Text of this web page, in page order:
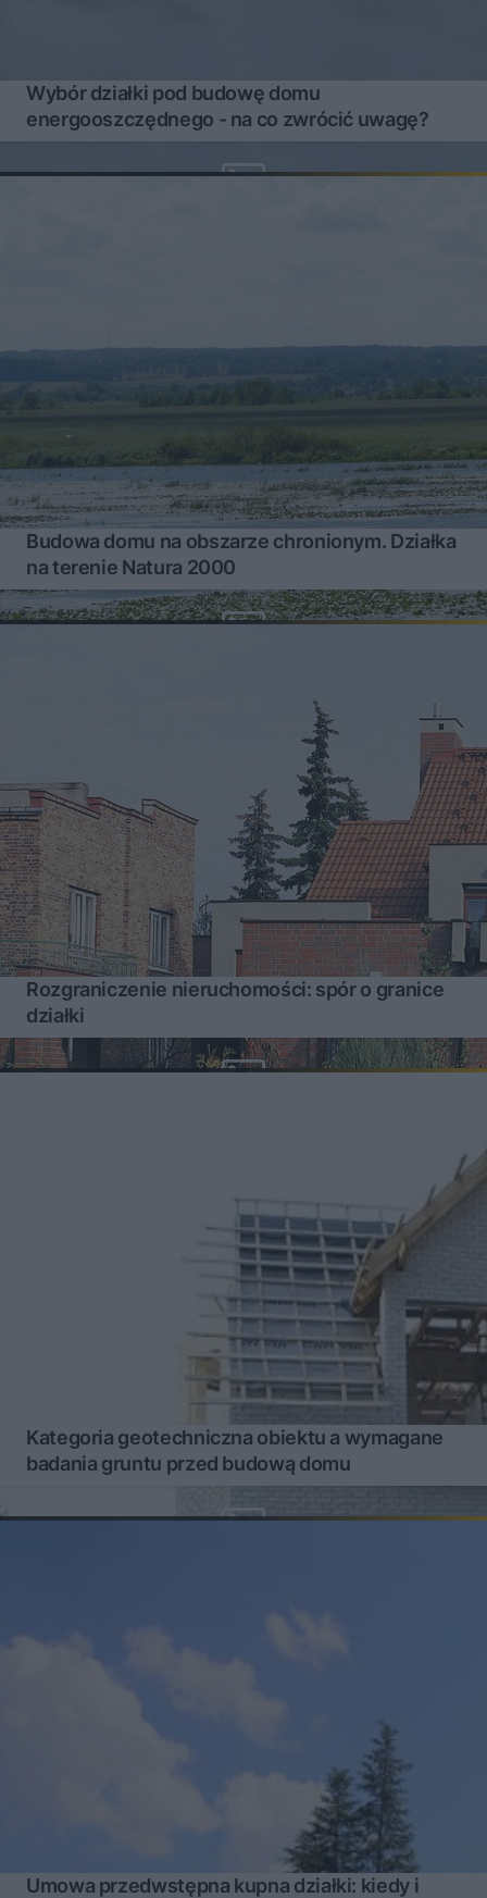
Wybór działki pod budowę domu
energooszczędnego - na co zwrócić uwagę?
Budowa domu na obszarze chronionym. Działka
na terenie Natura 2000
Rozgraniczenie nieruchomości: spór o granice
działki
Kategoria geotechniczna obiektu a wymagane
badania gruntu przed budową domu
Umowa przedwstępna kupna działki: kiedy i